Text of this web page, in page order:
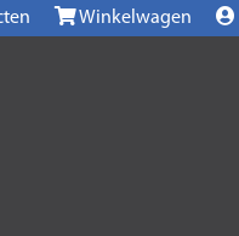
Winkelwagen